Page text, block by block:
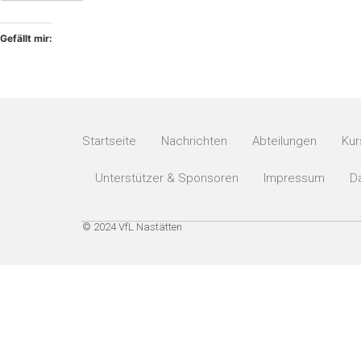
Gefällt mir:
Startseite Nachrichten Abteilungen
Unterstützer & Sponsoren Impressum
© 2024 VfL Nastätten